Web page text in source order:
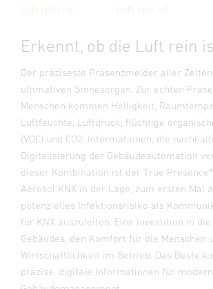
Luft rein ist.
Erkennt, ob die Luft rein
Der präziseste Präsenzmelder aller
ultimativen Sinnesorgan. Zur echten
Menschen kommen Helligkeit,
Luftfeuchte, Luftdruck, flüchtige
(VOC) und CO2. Informationen, die
Digitalisierung der Gebäudeautomation
dieser Kombination ist der True
Aerosol KNX in der Lage, zum ersten Mal
potenzielles Infektionsrisiko als
für KNX auszuleiten. Eine Investition in
Gebäudes, den Komfort für die Menschen
Wirtschaftlichkeit im Betrieb. Das Beste
präzise, digitale Informationen für